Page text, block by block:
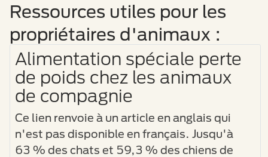
Ressources utiles pour les
propriétaires d'animaux :
Alimentation spéciale perte
de poids chez les animaux
de compagnie
Ce lien renvoie à un article en anglais qui
n'est pas disponible en français. Jusqu'à
63 % des chats et 59,3 % des chiens de